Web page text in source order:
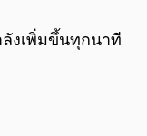
งเพิ่มขึ้นทุกนาที